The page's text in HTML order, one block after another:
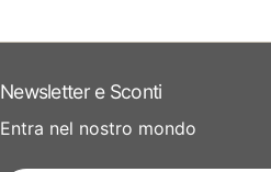
Newsletter e Sconti
Entra nel nostro mondo